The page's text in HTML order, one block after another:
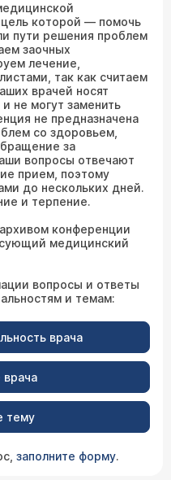
которой — помочь
пути решения проблем
заочных
лечение,
так как считаем
врачей носят
не могут заменить
не предназначена
со здоровьем,
за
вопросы отвечают
прием, поэтому
до нескольких дней.
и терпение.
конференции
медицинский
вопросы и ответы
и темам:
врача
тему
заполните форму.